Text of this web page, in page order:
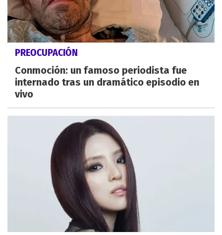
PREOCUPACIÓN
Conmoción: un famoso periodista fue
internado tras un dramático episodio en
vivo